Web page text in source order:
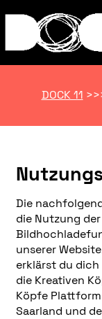
DOCK 11
Die
die Nutzung
unserer
erklärst du
die Kreativen
Köpfe
Saarland und